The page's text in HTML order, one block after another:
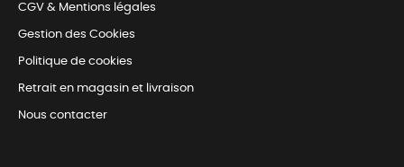
CGV & Mentions légales
Gestion des Cookies
Politique de cookies
Retrait en magasin et livraison
Nous contacter